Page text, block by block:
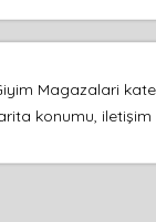
Magazalari
konumu,